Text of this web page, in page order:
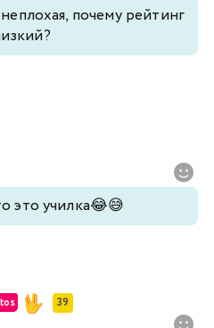
почему рейтинг
это училка😂😅
39